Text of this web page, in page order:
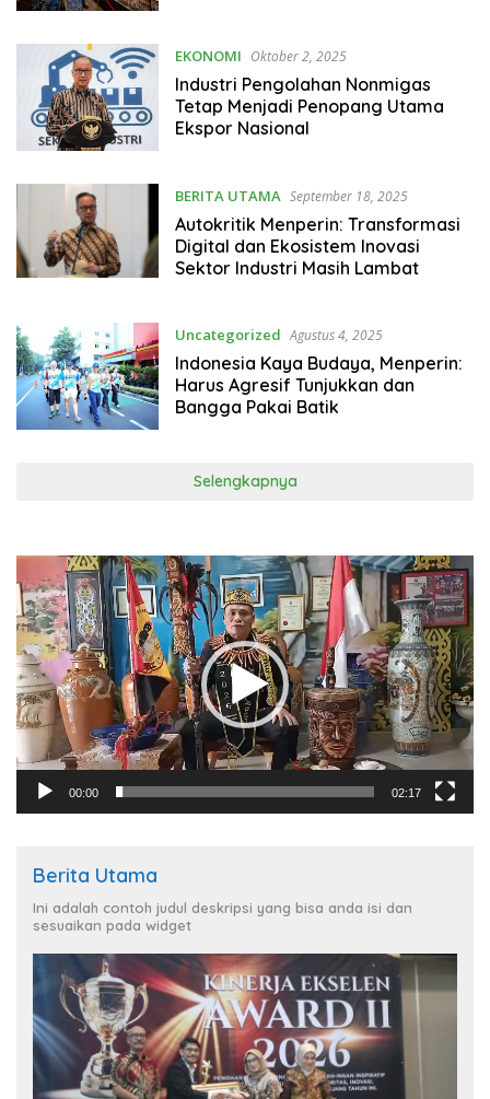
EKONOMI Oktober 2, 2025
Industri Pengolahan Nonmigas
Tetap Menjadi Penopang Utama
Ekspor Nasional
BERITA UTAMA September 18, 2025
Autokritik Menperin: Transformasi
Digital dan Ekosistem Inovasi
Sektor Industri Masih Lambat
Uncategorized Agustus 4, 2025
Indonesia Kaya Budaya, Menperin:
Harus Agresif Tunjukkan dan
Bangga Pakai Batik
Selengkapnya
Pemutar
Video
00:00 02:17
Berita Utama
Ini adalah contoh judul deskripsi yang bisa anda isi dan
sesuaikan pada widget